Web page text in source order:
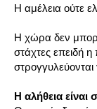
Η αμέλεια ούτε
Η χώρα δεν
στάχτες επειδή η
Η αλήθεια είναι